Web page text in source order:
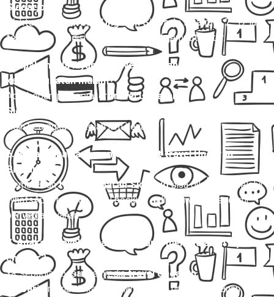
Sidoarjo?
Waktu tempuhtravel Ungaran Sidoarjorata-rata 7–12 jam,
tergantung kondisi lalu lintas dan titik jemput-antar.
5. Apakah ada layanan travel Ungaran Sidoarjo
keberangkatan malam?
Ada, beberapa operator travel Ungaran
Sidoarjo
ingin berangkat setelah jam kerja.
6. Bagaimana cara memesan tiket travel Ungaran
Sidoarjo?
Pemesanantravel Ungaran Sidoarjobisa dilakukan melalui
WhatsApp, telepon, atau booking online di website resmi
penyedia layanan.
7. Apakah travel Ungaran Sidoarjo menyediakan layanan
charter?
Ya, sebagian besar penyediatravel Ungaran
Sidoarjo menawarkan layanan charter untuk perjalanan